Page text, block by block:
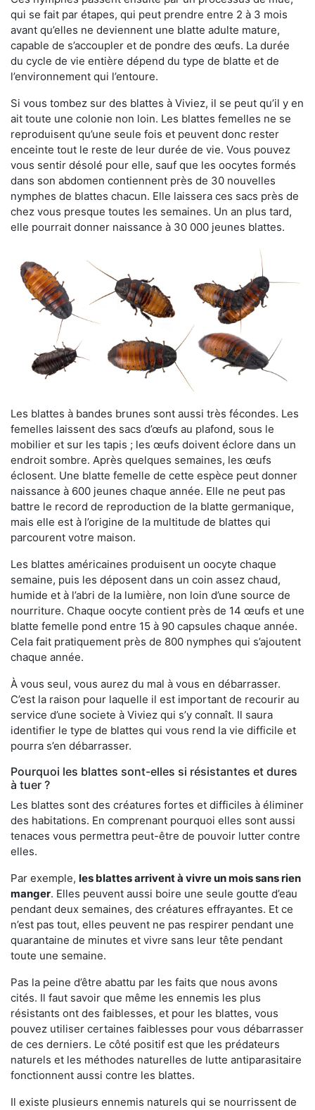
qui se fait par étapes, qui peut prendre entre 2 à 3 mois
avant qu’elles ne deviennent une blatte adulte mature,
capable de s’accoupler et de pondre des œufs. La durée
du cycle de vie entière dépend du type de blatte et de
l’environnement qui l’entoure.
Si vous tombez sur des blattes à Viviez, il se peut qu’il y en
ait toute une colonie non loin. Les blattes femelles ne se
reproduisent qu’une seule fois et peuvent donc rester
enceinte tout le reste de leur durée de vie. Vous pouvez
vous sentir désolé pour elle, sauf que les oocytes formés
dans son abdomen contiennent près de 30 nouvelles
nymphes de blattes chacun. Elle laissera ces sacs près de
chez vous presque toutes les semaines. Un an plus tard,
elle pourrait donner naissance à 30 000 jeunes blattes.
Les blattes à bandes brunes sont aussi très fécondes. Les
femelles laissent des sacs d’œufs au plafond, sous le
mobilier et sur les tapis ; les œufs doivent éclore dans un
endroit sombre. Après quelques semaines, les œufs
éclosent. Une blatte femelle de cette espèce peut donner
naissance à 600 jeunes chaque année. Elle ne peut pas
battre le record de reproduction de la blatte germanique,
mais elle est à l’origine de la multitude de blattes qui
parcourent votre maison.
Les blattes américaines produisent un oocyte chaque
semaine, puis les déposent dans un coin assez chaud,
humide et à l’abri de la lumière, non loin d’une source de
nourriture. Chaque oocyte contient près de 14 œufs et une
blatte femelle pond entre 15 à 90 capsules chaque année.
Cela fait pratiquement près de 800 nymphes qui s’ajoutent
chaque année.
À vous seul, vous aurez du mal à vous en débarrasser.
C’est la raison pour laquelle il est important de recourir au
service d’une societe à Viviez qui s’y connaît. Il saura
identifier le type de blattes qui vous rend la vie difficile et
pourra s’en débarrasser.
Pourquoi les blattes sont-elles si résistantes et dures
à tuer ?
Les blattes sont des créatures fortes et difficiles à éliminer
des habitations. En comprenant pourquoi elles sont aussi
tenaces vous permettra peut-être de pouvoir lutter contre
elles.
Par exemple, les blattes arrivent à vivre un mois sans rien
manger. Elles peuvent aussi boire une seule goutte d’eau
pendant deux semaines, des créatures effrayantes. Et ce
n’est pas tout, elles peuvent ne pas respirer pendant une
quarantaine de minutes et vivre sans leur tête pendant
toute une semaine.
Pas la peine d’être abattu par les faits que nous avons
cités. Il faut savoir que même les ennemis les plus
résistants ont des faiblesses, et pour les blattes, vous
pouvez utiliser certaines faiblesses pour vous débarrasser
de ces derniers. Le côté positif est que les prédateurs
naturels et les méthodes naturelles de lutte antiparasitaire
fonctionnent aussi contre les blattes.
Il existe plusieurs ennemis naturels qui se nourrissent de